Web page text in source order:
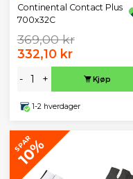
Continental Contact Plus
700x32C
369,00 kr
332,10 kr
- + Kjøp
1-2 hverdager
SPAR
10%